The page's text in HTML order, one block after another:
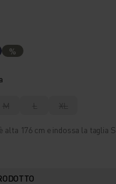
%
M L XL
alta 176 cm e indossa la taglia S.